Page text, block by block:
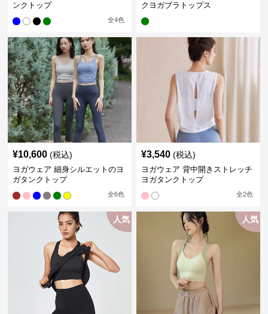
ンクトップ
全4色
クヨガブラトップス
¥10,600 (税込)
ヨガウェア 細身シルエットのヨ
ガタンクトップ
全6色
¥3,540 (税込)
ヨガウェア 背中開きストレッチ
ヨガタンクトップ
全2色
人気 人気